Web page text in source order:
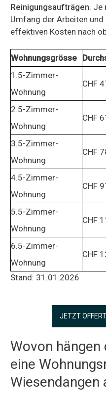
Reinigungsaufträgen. Je
Umfang der Arbeiten und
effektiven Kosten nach
Wohnungsgrösse
1.5-Zimmer-
Wohnung
CHF
2.5-Zimmer-
Wohnung
CHF
3.5-Zimmer-
Wohnung
CHF
4.5-Zimmer-
Wohnung
CHF
5.5-Zimmer-
Wohnung
CHF
6.5-Zimmer-
Wohnung
CHF
Stand: 31.01.2026
JETZT
Wovon hängen
eine
Wiesendangen